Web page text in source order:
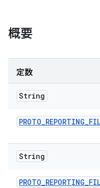
概要
定数
String
PROTO_REPORTING_
String
PROTO_REPORTING_